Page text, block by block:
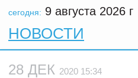
сегодня: 9 августа 2026 г
НОВОСТИ
28 ДЕК 2020 15:34